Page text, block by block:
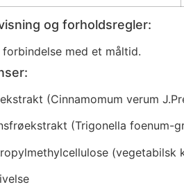
og forholdsregler:
forbindelse med et måltid.
(Cinnamomum verum
(Trigonella foenum-
(vegetabilsk